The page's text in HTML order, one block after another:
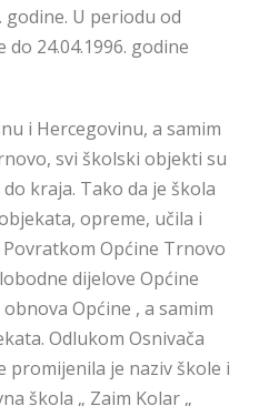
godine. U periodu od
do 24.04.1996. godine
i Hercegovinu, a samim
svi školski objekti su
kraja. Tako da je škola
opreme, učila i
Općine Trnovo
dijelove Općine
Općine , a samim
Odlukom Osnivača
promijenila je naziv škole i
škola „ Zaim Kolar „